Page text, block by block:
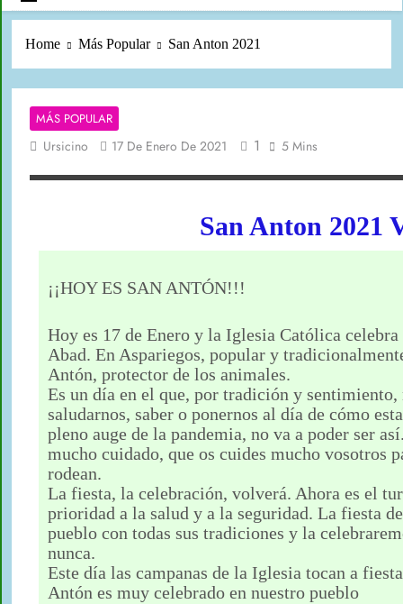
Home Más Popular San Anton 2021
MÁS POPULAR
Ursicino 17 De Enero De 2021 1 5 Mins
San Anton 2021
¡¡HOY ES SAN ANTÓN!!!
Hoy es 17 de Enero y la Iglesia Católica
Abad. En Aspariegos, popular y
Antón, protector de los animales.
Es un día en el que, por tradición y sentimiento,
saludarnos, saber o ponernos al día de cómo
pleno auge de la pandemia, no va a poder ser
mucho cuidado, que os cuides mucho vosotros
rodean.
La fiesta, la celebración, volverá. Ahora es el
prioridad a la salud y a la seguridad. La fiesta
pueblo con todas sus tradiciones y la
nunca.
Este día las campanas de la Iglesia tocan a
Antón es muy celebrado en nuestro pueblo